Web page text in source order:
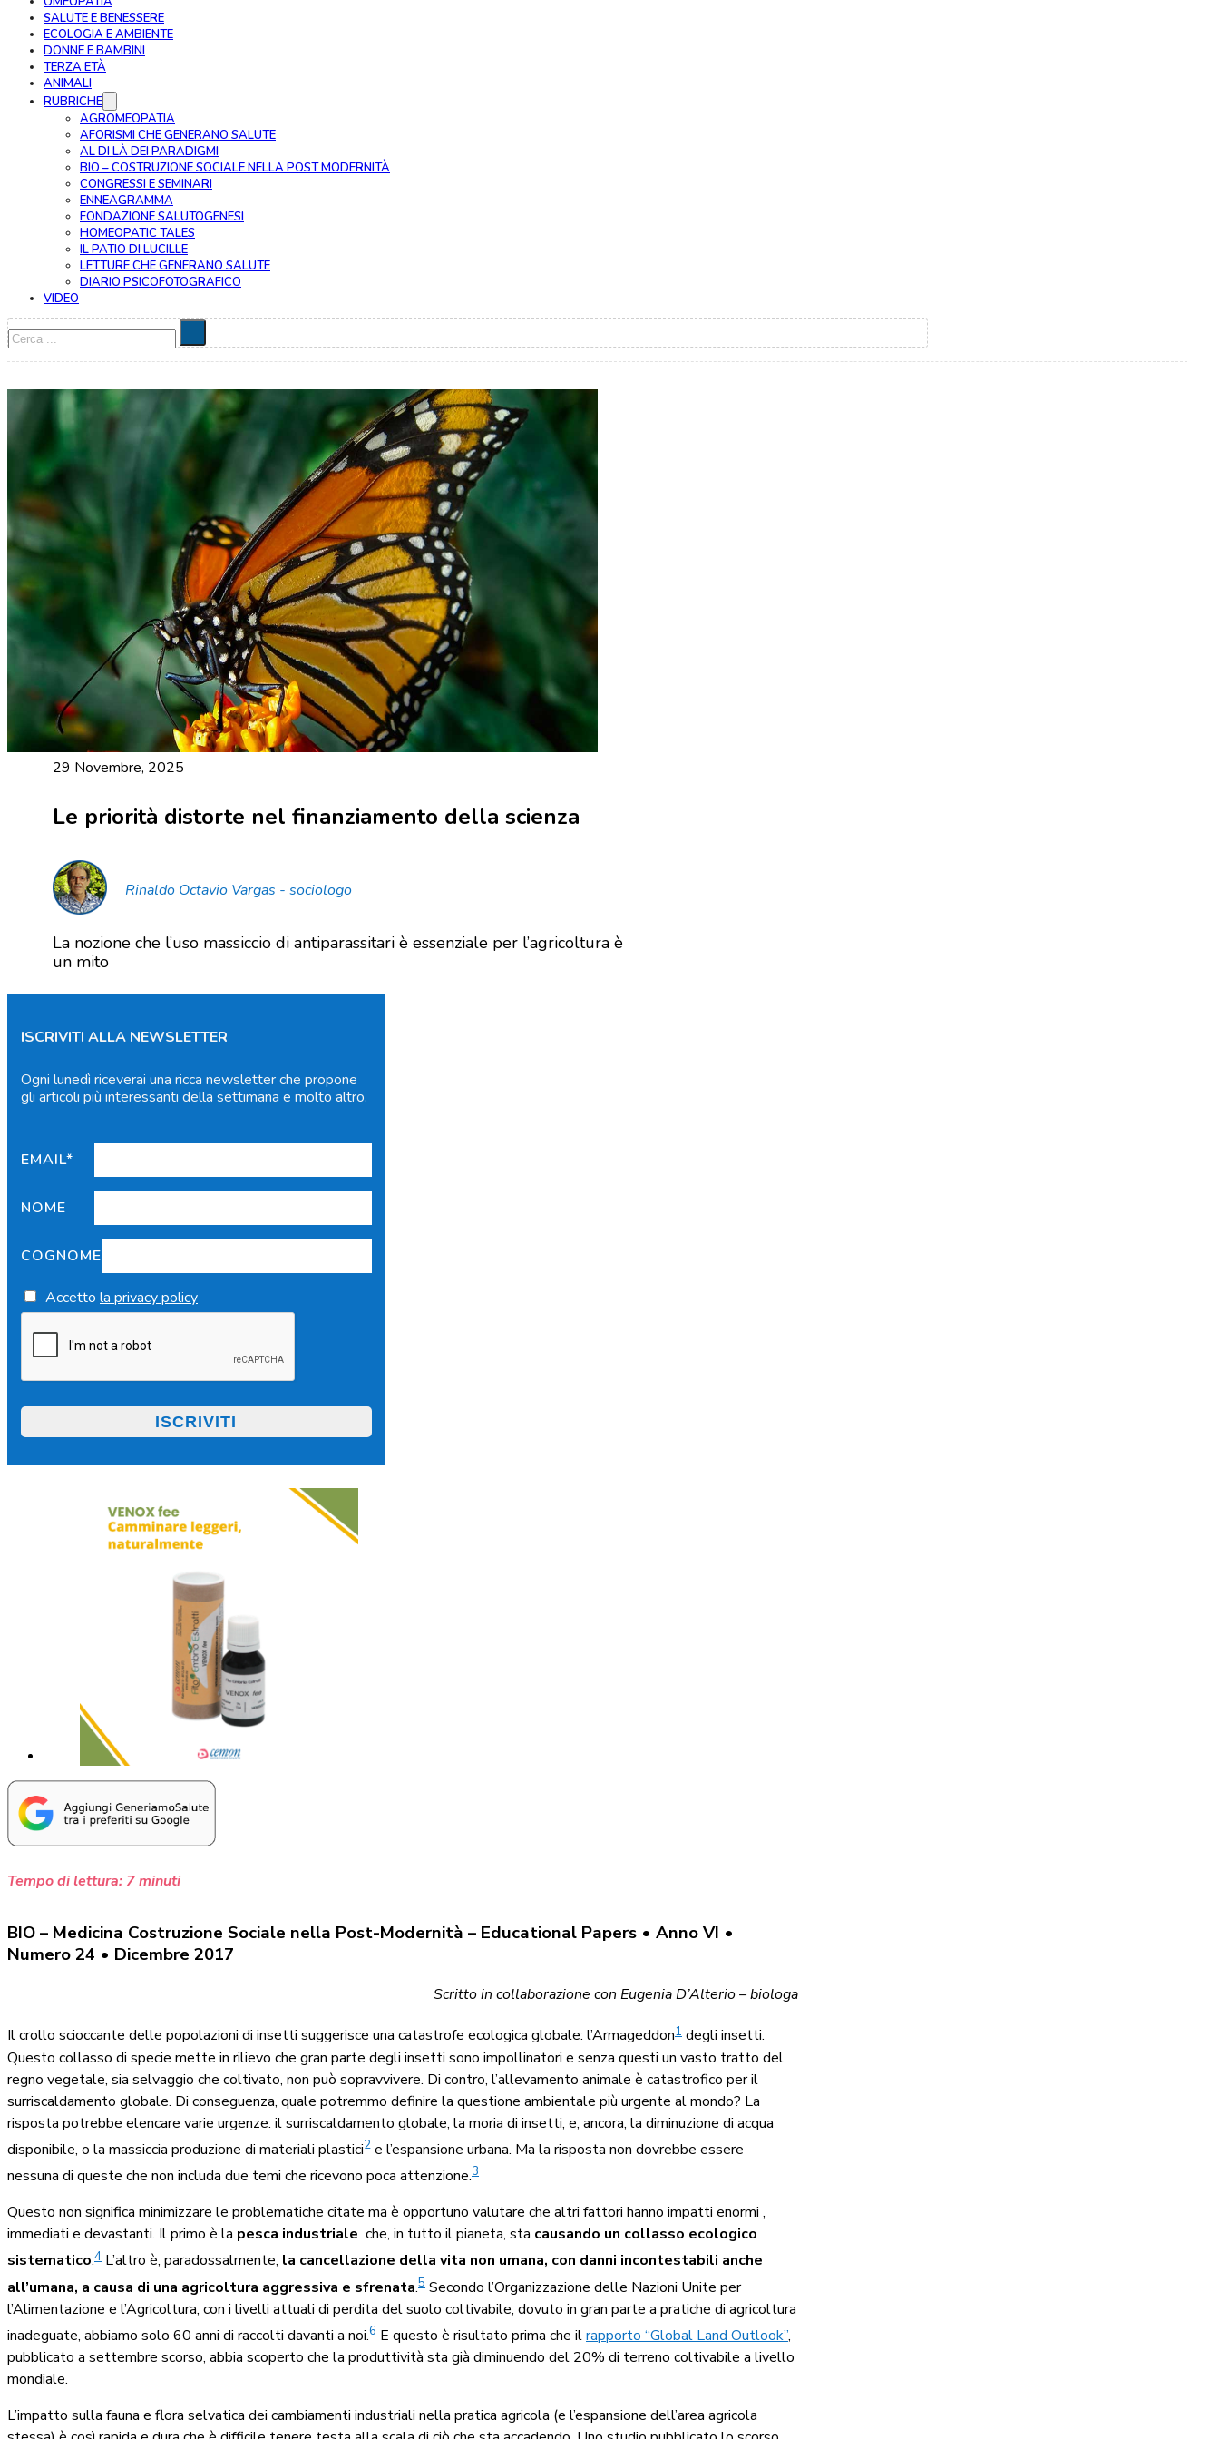
SALUTE E BENESSERE
ECOLOGIA E AMBIENTE
DONNE E BAMBINI
TERZA ETÀ
ANIMALI
RUBRICHE
AGROMEOPATIA
AFORISMI CHE GENERANO SALUTE
AL DI LÀ DEI PARADIGMI
BIO – COSTRUZIONE SOCIALE NELLA POST MODERNITÀ
CONGRESSI E SEMINARI
ENNEAGRAMMA
FONDAZIONE SALUTOGENESI
HOMEOPATIC TALES
IL PATIO DI LUCILLE
LETTURE CHE GENERANO SALUTE
DIARIO PSICOFOTOGRAFICO
VIDEO
Cerca
29 Novembre, 2025
Le priorità distorte nel finanziamento della scienza
Rinaldo Octavio Vargas - sociologo
La nozione che l’uso massiccio di antiparassitari è essenziale per l’agricoltura è
un mito
ISCRIVITI ALLA NEWSLETTER
Ogni lunedì riceverai una ricca newsletter che propone
gli articoli più interessanti della settimana e molto altro.
EMAIL*
NOME
COGNOME
Accetto la privacy policy
Tempo di lettura: 7minuti
BIO – Medicina Costruzione Sociale nella Post-Modernità – Educational Papers • Anno VI •
Numero 24 • Dicembre 2017
Scritto in collaborazione con Eugenia D’Alterio – biologa
Il crollo scioccante delle popolazioni di insetti suggerisce una catastrofe ecologica globale: l’Armageddon1 degli insetti.
Questo collasso di specie mette in rilievo che gran parte degli insetti sono impollinatori e senza questi un vasto tratto del
regno vegetale, sia selvaggio che coltivato, non può sopravvivere. Di contro, l’allevamento animale è catastrofico per il
surriscaldamento globale. Di conseguenza, quale potremmo definire la questione ambientale più urgente al mondo? La
risposta potrebbe elencare varie urgenze: il surriscaldamento globale, la moria di insetti, e, ancora, la diminuzione di acqua
disponibile, o la massiccia produzione di materiali plastici2 e l’espansione urbana. Ma la risposta non dovrebbe essere
nessuna di queste che non includa due temi che ricevono poca attenzione.3
Questo non significa minimizzare le problematiche citate ma è opportuno valutare che altri fattori hanno impatti enormi ,
immediati e devastanti. Il primo è la pesca industriale che, in tutto il pianeta, sta causando un collasso ecologico
sistematico.4 L’altro è, paradossalmente, la cancellazione della vita non umana, con danni incontestabili anche
all’umana, a causa di una agricoltura aggressiva e sfrenata.5 Secondo l’Organizzazione delle Nazioni Unite per
l’Alimentazione e l’Agricoltura, con i livelli attuali di perdita del suolo coltivabile, dovuto in gran parte a pratiche di agricoltura
inadeguate, abbiamo solo 60 anni di raccolti davanti a noi.6 E questo è risultato prima che ilrapporto “Global Land Outlook”,
pubblicato a settembre scorso, abbia scoperto che la produttività sta già diminuendo del 20% di terreno coltivabile a livello
mondiale.
L’impatto sulla fauna e flora selvatica dei cambiamenti industriali nella pratica agricola (e l’espansione dell’area agricola